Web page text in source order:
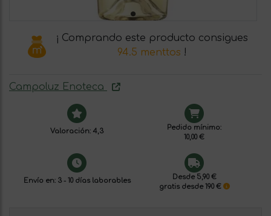
¡ Comprando este producto consigues
94.5 menttos !
Campoluz Enoteca
Valoración: 4,3
Pedido mínimo:
10,00 €
Envío en: 3 - 10 días laborables
Desde 5,90 €
gratis desde 190 €